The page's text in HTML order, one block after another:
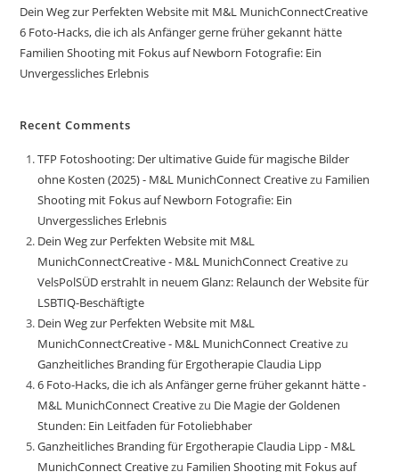
Dein Weg zur Perfekten Website mit M&L MunichConnectCreative
6 Foto-Hacks, die ich als Anfänger gerne früher gekannt hätte
Familien Shooting mit Fokus auf Newborn Fotografie: Ein
Unvergessliches Erlebnis
Recent Comments
TFP Fotoshooting: Der ultimative Guide für magische Bilder
ohne Kosten (2025) - M&L MunichConnect Creativezu Familien
Shooting mit Fokus auf Newborn Fotografie: Ein
Unvergessliches Erlebnis
Dein Weg zur Perfekten Website mit M&L
MunichConnectCreative - M&L MunichConnect Creativezu
VelsPolSÜD erstrahlt in neuem Glanz: Relaunch der Website für
LSBTIQ-Beschäftigte
Dein Weg zur Perfekten Website mit M&L
MunichConnectCreative - M&L MunichConnect Creativezu
Ganzheitliches Branding für Ergotherapie Claudia Lipp
6 Foto-Hacks, die ich als Anfänger gerne früher gekannt hätte -
M&L MunichConnect Creativezu Die Magie der Goldenen
Stunden: Ein Leitfaden für Fotoliebhaber
Ganzheitliches Branding für Ergotherapie Claudia Lipp - M&L
MunichConnect Creativezu Familien Shooting mit Fokus auf